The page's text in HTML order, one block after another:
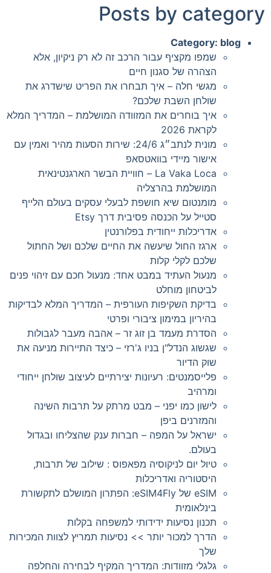
Posts by category
Category: blog
שמפו מקציף עבור הרכב זה לא רק ניקיון, אלא
הצהרה של סגנון חיים
מגשי חלה – איך תבחרו את הפריט שישדרג את
שולחן השבת שלכם?
איך בוחרים את המזוודה המושלמת – המדריך המלא
לקראת 2026
מונית לנתב״ג 24/6: שירות הסעות מהיר ואמין עם
אישור מיידי בוואטסאפ
La Vaka Loca – חוויית הבשר הארגנטינאית
המושלמת בהרצליה
מומנטום שיא חושפת לבעלי עסקים בעולם הלייף
סטייל על הכנסה פסיבית דרך Etsy
אדריכלות ייחודית בפלורנטין
ארגז החול שיעשה את החיים שלכם ושל החתול
שלכם לקלי קלות
מנעול העתיד במבט אחד: מנעול חכם עם זיהוי פנים
לביטחון מוחלט
בדיקת השקיפות העורפית – המדריך המלא לבדיקות
בהיריון במימון ציבורי ופרטי
הסדרת מעמד בן זוג זר – אהבה מעבר לגבולות
שגשוג הנדל"ן בניו ג'רזי – כיצד התיירות מניעה את
שוק הדיור
פלייסמנטים: רעיונות יצירתיים לעיצוב שולחן ייחודי
ומרהיב
לישון כמו יפני – מבט מרתק על תרבות השינה
והמזרנים ביפן
ישראל על המפה – חברות ענק שהצליחו ובגדול
בעולם.
טיול יום לניקוסיה מפאפוס : שילוב של תרבות,
היסטוריה ואדריכלות
eSIM של eSIM4Fly: הפתרון המושלם לתקשורת
בינלאומית
תכנון נסיעות ידידותי למשפחה בקלות
הדרך למכור יותר >> נסיעות תמריץ לצוות המכירות
שלך
גלגלי מזוודות: המדריך המקיף לבחירה והחלפה